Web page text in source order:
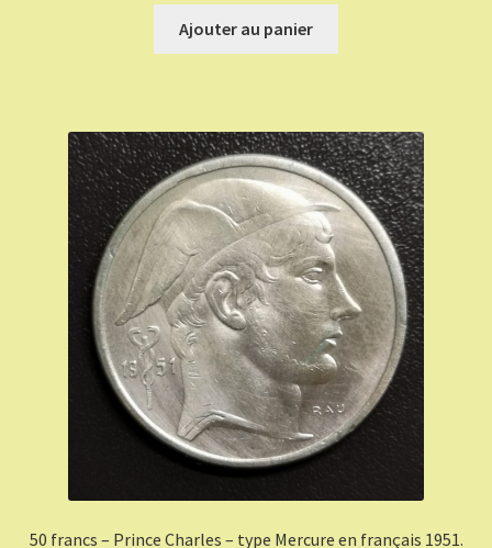
Ajouter au panier
50 francs – Prince Charles – type Mercure en français 1951.